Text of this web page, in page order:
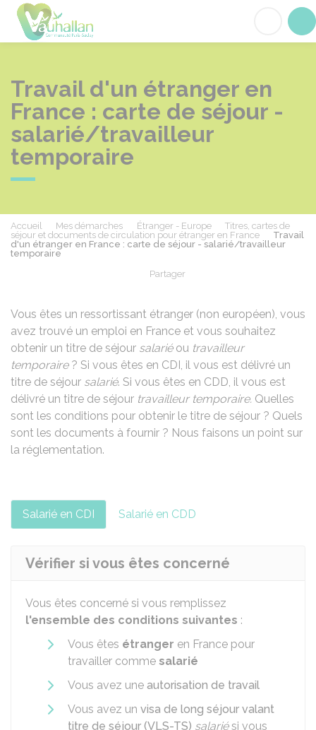
Travail d'un étranger en
France : carte de séjour -
salarié/travailleur
temporaire
Accueil Mes démarches Étranger - Europe
Titres, cartes de
séjour et documents de circulation pour étranger en France
Travail
d'un étranger en France : carte de séjour - salarié/travailleur
temporaire
Partager
Vous êtes un ressortissant étranger (non européen), vous
avez trouvé un emploi en France et vous souhaitez
obtenir un titre de séjour salariéou travailleur
temporaire? Si vous êtes en CDI, il vous est délivré un
titre de séjour salarié. Si vous êtes en CDD, il vous est
délivré un titre de séjour travailleur temporaire. Quelles
sont les conditions pour obtenir le titre de séjour ? Quels
sont les documents à fournir ? Nous faisons un point sur
la réglementation.
Salarié en CDI Salarié en CDD
Vérifier si vous êtes concerné
Vous êtes concerné si vous remplissez
l'ensemble des conditions suivantes :
Vous êtes étranger en France pour
travailler comme salarié
Vous avez une autorisation de travail
Vous avez un visa de long séjour valant
titre de séjour (VLS-TS) salariési vous